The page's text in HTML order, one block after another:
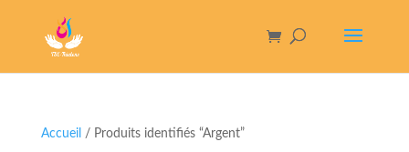
Accueil / Produits identifiés “Argent”